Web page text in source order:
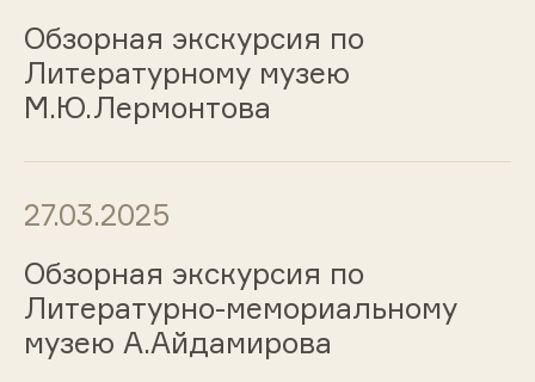
Обзорная экскурсия по
Литературному музею
М.Ю.Лермонтова
27.03.2025
Обзорная экскурсия по
Литературно-мемориальному
музею А.Айдамирова